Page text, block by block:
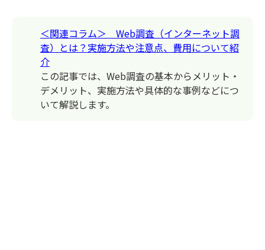
＜関連コラム＞ Web調査（インターネット調
査）とは？実施方法や注意点、費用について紹
介
この記事では、Web調査の基本からメリット・
デメリット、実施方法や具体的な事例などにつ
いて解説します。